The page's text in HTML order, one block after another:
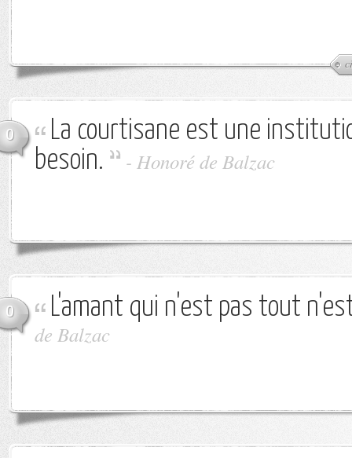
0
La courtisane est une
besoin.
- Honoré de Balzac
0 L'amant qui n'est pas tout
de Balzac